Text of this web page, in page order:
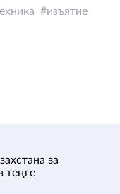
изъятие
за
теңге